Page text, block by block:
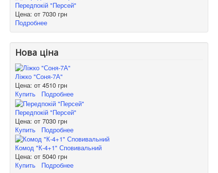
Передпокій "Персей"
Цена: от 7030 грн
Подробнее
Нова ціна
Ліжко "Соня-7А"
Цена: от 4510 грн
Купить
Подробнее
Передпокій "Персей"
Цена: от 7030 грн
Купить
Подробнее
Комод "К-4+1" Сповивальний
Цена: от 5040 грн
Купить
Подробнее